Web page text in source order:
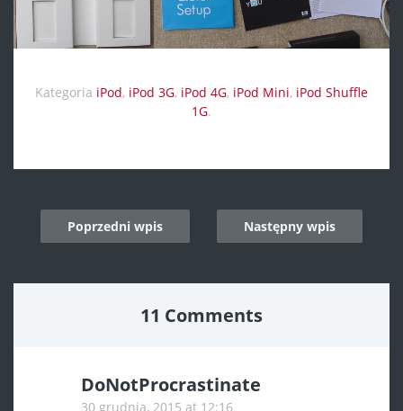
Kategoria iPod, iPod 3G, iPod 4G, iPod Mini, iPod Shuffle
1G.
navigation
Poprzedni wpis Następny wpis
11 Comments
DoNotProcrastinate
30 grudnia, 2015 at 12:16